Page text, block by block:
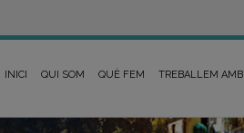
INICI QUI SOM QUÈ FEM TREBALLEM AMB